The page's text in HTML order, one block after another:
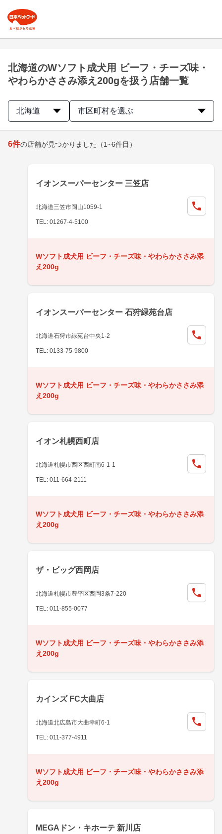
北海道のWソフト成犬用 ビーフ・チーズ味・
やわらかささみ添え200gを扱う店舗一覧
北海道 市区町村を選ぶ
6件の店舗が見つかりました （1~6件目）
イオンスーパーセンター 三笠店
北海道三笠市岡山1059-1
TEL: 01267-4-5100
Wソフト成犬用 ビーフ・チーズ味・やわらかささみ添
え200g
イオンスーパーセンター 石狩緑苑台店
北海道石狩市緑苑台中央1-2
TEL: 0133-75-9800
Wソフト成犬用 ビーフ・チーズ味・やわらかささみ添
え200g
イオン札幌西町店
北海道札幌市西区西町南6-1-1
TEL: 011-664-2111
Wソフト成犬用 ビーフ・チーズ味・やわらかささみ添
え200g
ザ・ビッグ西岡店
北海道札幌市豊平区西岡3条7-220
TEL: 011-855-0077
Wソフト成犬用 ビーフ・チーズ味・やわらかささみ添
え200g
カインズ FC大曲店
北海道北広島市大曲幸町6-1
TEL: 011-377-4911
Wソフト成犬用 ビーフ・チーズ味・やわらかささみ添
え200g
MEGAドン・キホーテ 新川店